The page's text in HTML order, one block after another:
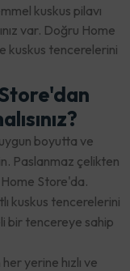
kuskus pilavı
var. Doğru Home
kuskus tencerelerini
boyutta ve
Paslanmaz çelikten
Store'da.
kuskus tencerelerini
bir tencereye sahip
her yerine hızlı ve